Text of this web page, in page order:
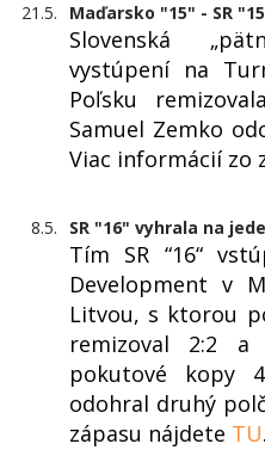
21.5. Maďarsko "15" - SR
Slovenská
vystúpení na
Poľsku
Samuel Zemko
Viac informácií zo
8.5. SR "16" vyhrala na
Tím SR “16“
Development v
Litvou, s ktorou
remizoval 2:2 a
pokutové kopy
odohral druhý
zápasu nájdete TU.